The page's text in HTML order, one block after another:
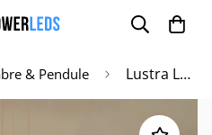
& Pendule Lustra LED 144W DAISY Suspendata Echivalent 500W